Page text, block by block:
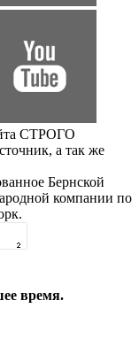
СТРОГО
а так же
Бернской
компании по
время.